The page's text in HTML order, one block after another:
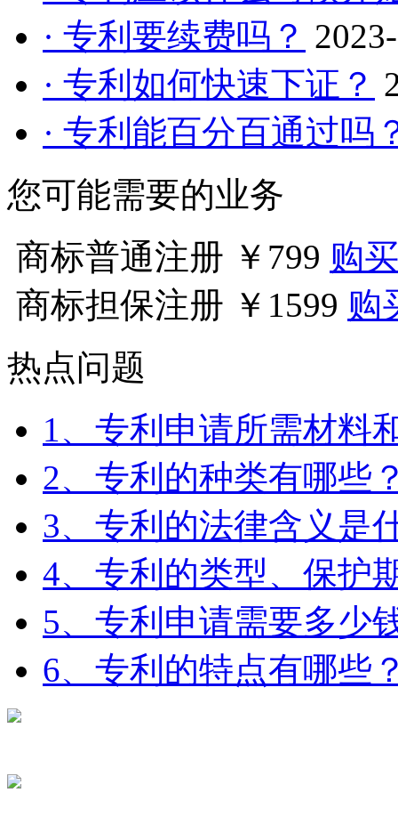
· 专利要续费吗？
· 专利如何快速下证？
· 专利能百分百通过吗
您可能需要的业务
商标普通注册 ￥799 购买
商标担保注册 ￥1599 购
热点问题
1、专利申请所需材料
2、专利的种类有哪些
3、专利的法律含义是
4、专利的类型、保护
5、专利申请需要多少
6、专利的特点有哪些